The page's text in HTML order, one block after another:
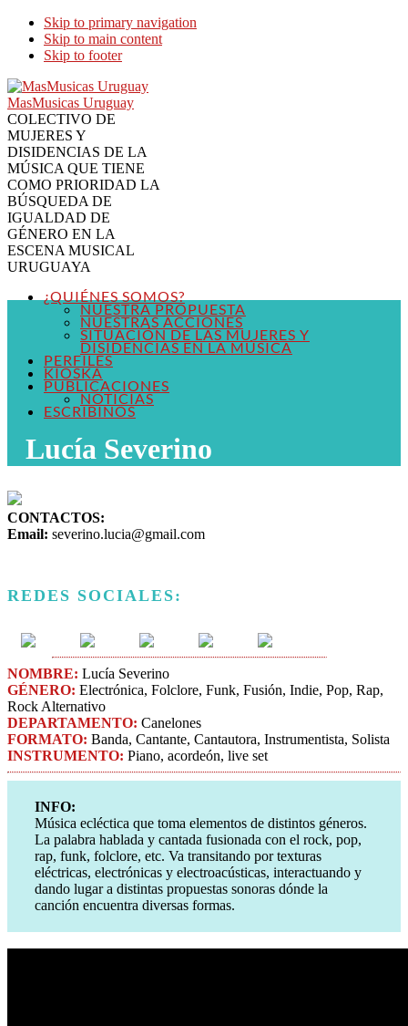
Skip to primary navigation
Skip to main content
Skip to footer
MasMusicas Uruguay
COLECTIVO DE
MUJERES Y
DISIDENCIAS DE LA
MÚSICA QUE TIENE
COMO PRIORIDAD LA
BÚSQUEDA DE
IGUALDAD DE
GÉNERO EN LA
ESCENA MUSICAL
URUGUAYA
¿QUIÉNES SOMOS?
NUESTRA PROPUESTA
NUESTRAS ACCIONES
SITUACIÓN DE LAS MUJERES Y
DISIDENCIAS EN LA MÚSICA
PERFILES
KIOSKA
PUBLICACIONES
NOTICIAS
ESCRIBINOS
Lucía Severino
CONTACTOS:
Email: severino.lucia@gmail.com
REDES SOCIALES:
NOMBRE: Lucía Severino
GÉNERO: Electrónica, Folclore, Funk, Fusión, Indie​, Pop, Rap,
Rock Alternativo
DEPARTAMENTO: Canelones
FORMATO: Banda, Cantante, Cantautora, Instrumentista, Solista
INSTRUMENTO: Piano, acordeón, live set
INFO:
Música ecléctica que toma elementos de distintos géneros.
La palabra hablada y cantada fusionada con el rock, pop,
rap, funk, folclore, etc. Va transitando por texturas
eléctricas, electrónicas y electroacústicas, interactuando y
dando lugar a distintas propuestas sonoras dónde la
canción encuentra diversas formas.